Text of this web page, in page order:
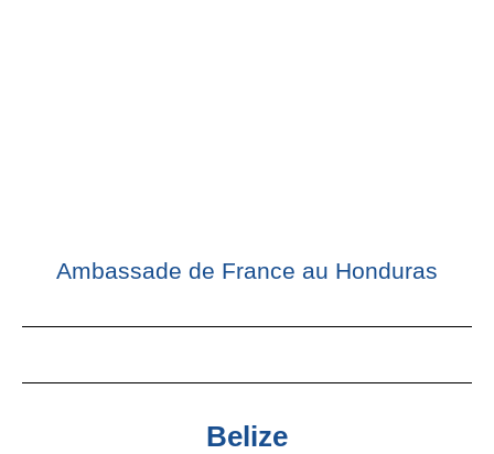
Ambassade de France au Honduras
Belize